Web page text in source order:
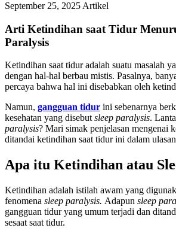
September 25, 2025 Artikel
Arti Ketindihan saat Tidur
Paralysis
Ketindihan saat tidur adalah suatu masalah
dengan hal-hal berbau mistis. Pasalnya,
percaya bahwa hal ini disebabkan oleh
Namun, gangguan tidur ini sebenarnya
kesehatan yang disebutsleep paralysis.
paralysis? Mari simak penjelasan mengenai
ditandai ketindihan saat tidur ini dalam
Apa itu Ketindihan atau
Ketindihan adalah istilah awam yang
fenomena sleep paralysis. Adapun sleep
gangguan tidur yang umum terjadi dan
sesaat saat tidur.